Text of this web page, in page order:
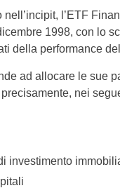
nell’incipit, l’ETF
1998, con lo
della performance
ad allocare le sue
nei
investimento